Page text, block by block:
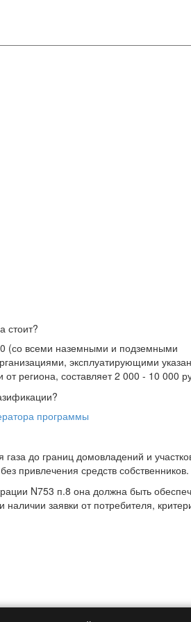
стоит?
(со всеми наземными и подземными
эксплуатирующими
региона, составляет 2 000 - 10 000
программы
до границ домовладений и
привлечения средств собственников.
N753 п.8 она должна быть
заявки от потребителя,